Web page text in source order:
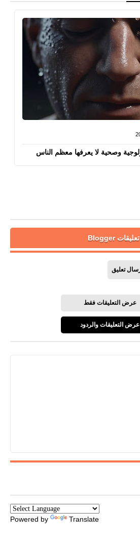
وصحية لا يعرفها معظم الناس
تعليقات Blogger
تعليق
عرض التعليقات فقط
عرض التعليقات والردود
Powered by Translate